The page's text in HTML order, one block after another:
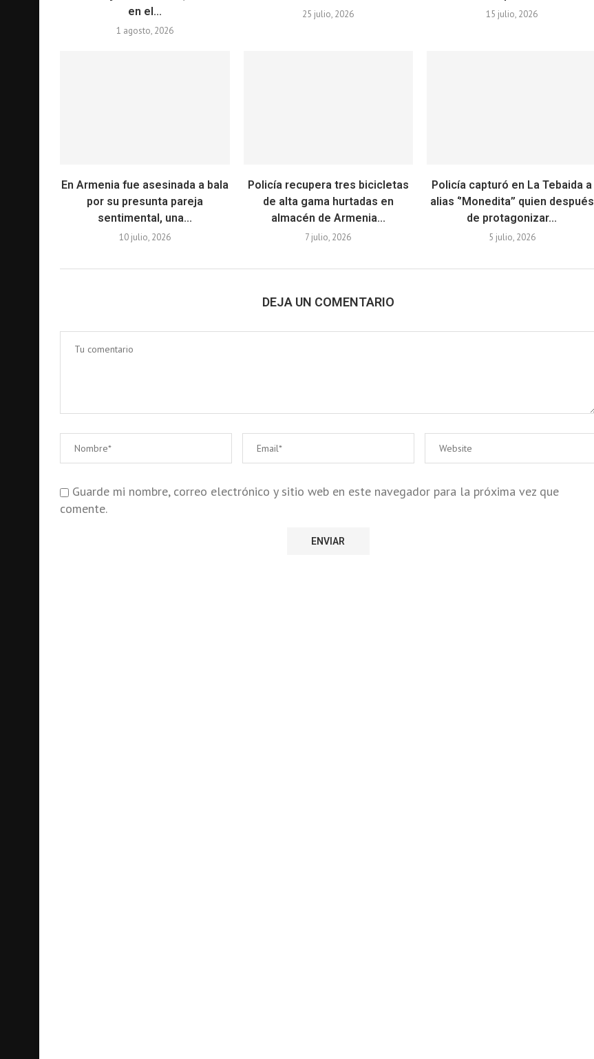
en el...
1 agosto, 2026
25 julio, 2026 15 julio, 2026
En Armenia fue asesinada a bala
por su presunta pareja
sentimental, una...
10 julio, 2026
Policía recupera tres bicicletas
de alta gama hurtadas en
almacén de Armenia...
7 julio, 2026
Policía capturó en La Tebaida a
alias ‘’Monedita’’ quien después
de protagonizar...
5 julio, 2026
DEJA UN COMENTARIO
Guarde mi nombre, correo electrónico y sitio web en este navegador para la próxima vez que
comente.